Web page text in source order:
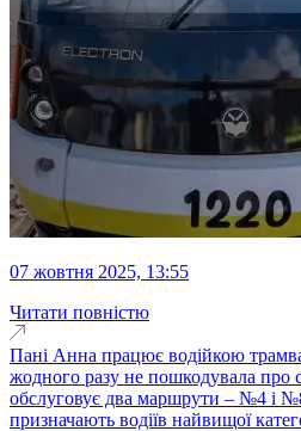
07 жовтня 2025, 13:55
Читати повністю
Пані Анна працює водійкою
жодного разу не пошкодувала про
обслуговує два маршрути – №4 і №8.
призначають водіїв найвищої